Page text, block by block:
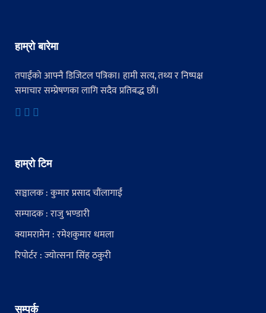
हाम्रो बारेमा
तपाईंको आफ्नै डिजिटल पत्रिका। हामी सत्य, तथ्य र निष्पक्ष
समाचार सम्प्रेषणका लागि सदैव प्रतिबद्ध छौं।
हाम्रो टिम
सञ्चालक : कुमार प्रसाद चौंलागाईं
सम्पादक : राजु भण्डारी
क्यामरामेन : रमेशकुमार धमला
रिपोर्टर : ज्योत्सना सिंह ठकुरी
सम्पर्क